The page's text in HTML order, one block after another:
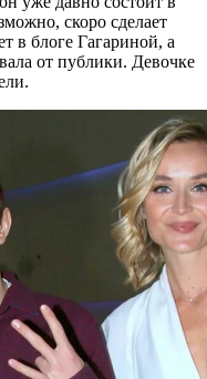
скоро сделает
в блоге Гагариной, а
от публики. Девочке